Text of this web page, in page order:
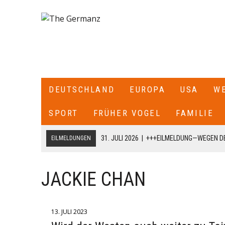
DEUTSCHLAND EUROPA USA
SPORT FRÜHER VOGEL FAMILIE
EILMELDUNGEN 31. JULI 2026
+++EILMELDUNG—WEGEN
18. JULI 2026 |
+++CDU/CSU-FRAKTIONSCHEF JENS SPAHN
FRAKTION SCHREIBT ER: „ICH HABE DIE
CDU/CSU-BUNDESTAGSFRAKTION ZURÜCKTRETE.+++
JACKIE CHAN
13. JULI 2023